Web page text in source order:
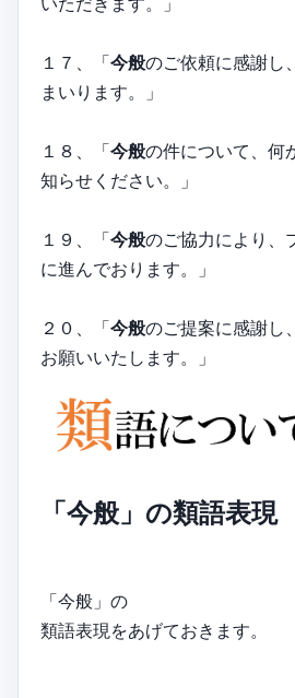
１７、「今般のご依頼に感謝し
まいります。」
１８、「今般の件について、何
知らせください。」
１９、「今般のご協力により、
に進んでおります。」
２０、「今般のご提案に感謝し
お願いいたします。」
「今般」の類語表現
「今般」の
類語表現をあげておきます。